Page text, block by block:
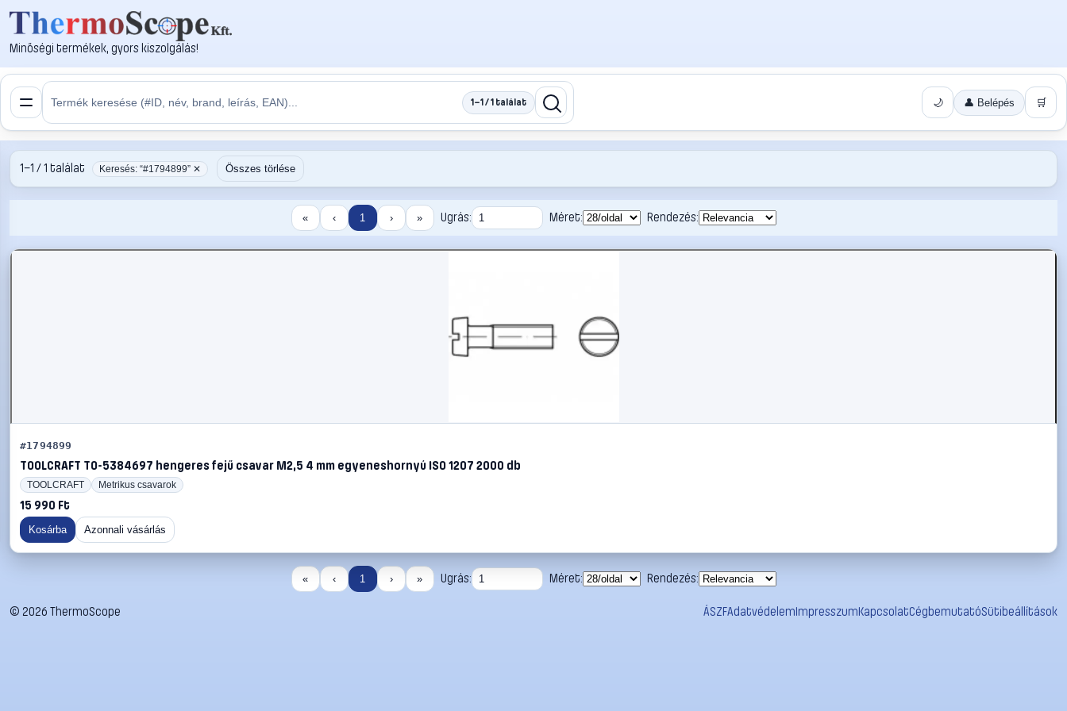
Minőségi termékek, gyors kiszolgálás!
1–1 / 1 találat 🌙 👤 Belépés 🛒
1–1 / 1 találat Keresés: “#1794899” ✕ Összes törlése
« ‹ 1 › » Ugrás: Méret: Rendezés:
#1794899
TOOLCRAFT TO-5384697 hengeres fejű csavar M2,5 4 mm egyeneshornyú ISO 1207 2000 db
TOOLCRAFT Metrikus csavarok
15 990 Ft
Kosárba Azonnali vásárlás
« ‹ 1 › » Ugrás: Méret: Rendezés:
© 2026 ThermoScope ÁSZFAdatvédelemImpresszumKapcsolatCégbemutatóSütibeállítások